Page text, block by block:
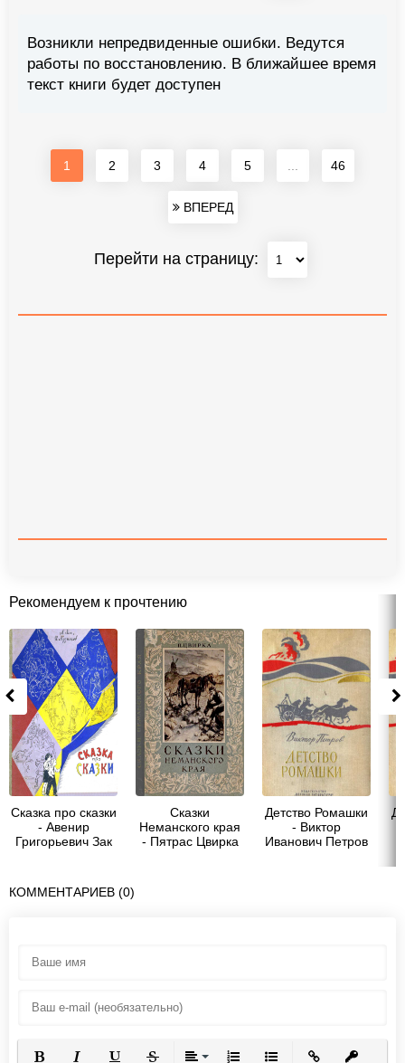
Возникли непредвиденные ошибки. Ведутся
работы по восстановлению. В ближайшее время
текст книги будет доступен
1 2 3 4 5 46
ВПЕРЕД
Перейти на страницу:
Рекомендуем к прочтению
Сказка про сказки
- Авенир
Григорьевич Зак
Сказки
Неманского края
- Пятрас Цвирка
Детство Ромашки
- Виктор
Иванович Петров
КОММЕНТАРИЕВ (0)